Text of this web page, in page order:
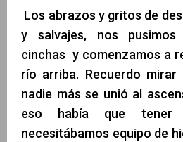
Los abrazos y gritos de
y salvajes, nos
cinchas y comenzamos a
río arriba. Recuerdo
nadie más se unió al
eso había que tener
necesitábamos equipo de